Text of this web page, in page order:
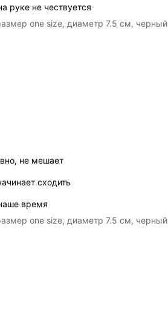
руке не чествуется
one size, диаметр 7.5 см, черный
не мешает
сходить
время
one size, диаметр 7.5 см, черный